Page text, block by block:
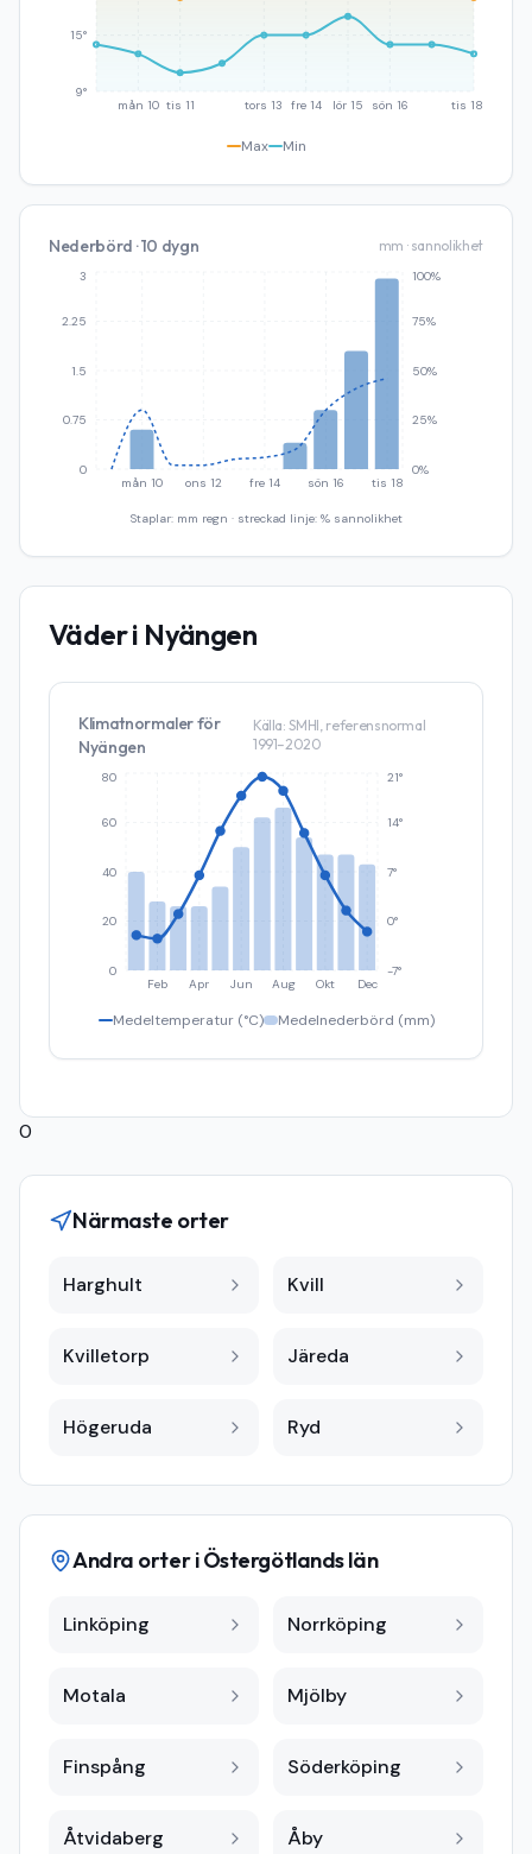
mån 10 tis 11 tors 13 fre 14 lör 15 sön 16 tis 18
9°
15°
Max Min
Nederbörd · 10 dygn mm · sannolikhet
mån 10 ons 12 fre 14 sön 16 tis 18
0
0.75
1.5
2.25
3
0%
25%
50%
75%
100%
Staplar: mm regn · streckad linje: % sannolikhet
Väder i Nyängen
Klimatnormaler för
Nyängen
Källa: SMHI, referensnormal
1991–2020
Feb Apr Jun Aug Okt Dec
0
20
40
60
80
-7°
0°
7°
14°
21°
Medeltemperatur (°C) Medelnederbörd (mm)
0
Närmaste orter
Harghult Kvill
Kvilletorp Järeda
Högeruda Ryd
Andra orter iÖstergötlands län
Linköping Norrköping
Motala Mjölby
Finspång Söderköping
Åtvidaberg Åby